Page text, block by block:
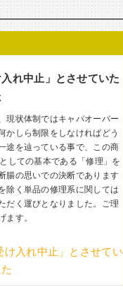
れ中止」とさせていた
現状体制ではキャパオーバー
かしら制限をしなければどう
途を辿っている事で、この商
しての基本である「修理」を
腸の思いでの決断であります
除く単品の修理系に関しては
だく運びとなりました。ご理
ます。
け入れ中止」とさせてい